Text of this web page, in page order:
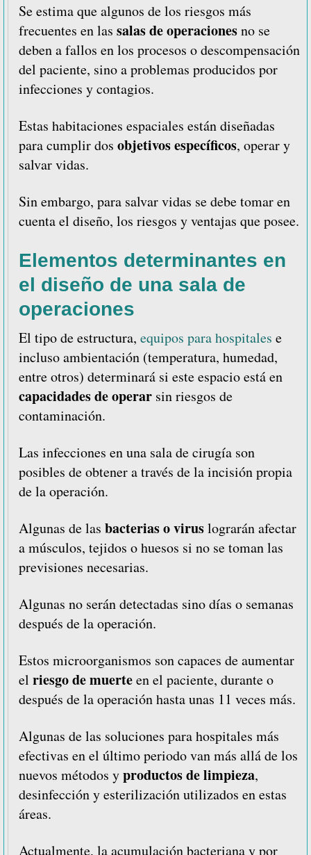
Se estima que algunos de los riesgos más
frecuentes en las salas de operacionesno se
deben a fallos en los procesos o descompensación
del paciente, sino a problemas producidos por
infecciones y contagios.
Estas habitaciones espaciales están diseñadas
para cumplir dos objetivos específicos, operar y
salvar vidas.
Sin embargo, para salvar vidas se debe tomar en
cuenta el diseño, los riesgos y ventajas que posee.
Elementos determinantes en
el diseño de una sala de
operaciones
El tipo de estructura, equipos para hospitales e
incluso ambientación (temperatura, humedad,
entre otros) determinará si este espacio está en
capacidades de operar sin riesgos de
contaminación.
Las infecciones en una sala de cirugía son
posibles de obtener a través de la incisión propia
de la operación.
Algunas de las bacterias o viruslograrán afectar
a músculos, tejidos o huesos si no se toman las
previsiones necesarias.
Algunas no serán detectadas sino días o semanas
después de la operación.
Estos microorganismos son capaces de aumentar
el riesgo de muerteen el paciente, durante o
después de la operación hasta unas 11 veces más.
Algunas de las soluciones para hospitales más
efectivas en el último periodo van más allá de los
nuevos métodos yproductos de limpieza,
desinfección y esterilización utilizados en estas
áreas.
Actualmente, la acumulación bacteriana y por